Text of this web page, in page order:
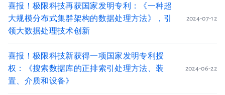
喜报！极限科技再获国家发明专利：《一种超
大规模分布式集群架构的数据处理方法》，引
领大数据处理技术创新
2024-07-12
喜报！极限科技新获得一项国家发明专利授
权：《搜索数据库的正排索引处理方法、装
置、介质和设备》
2024-06-22